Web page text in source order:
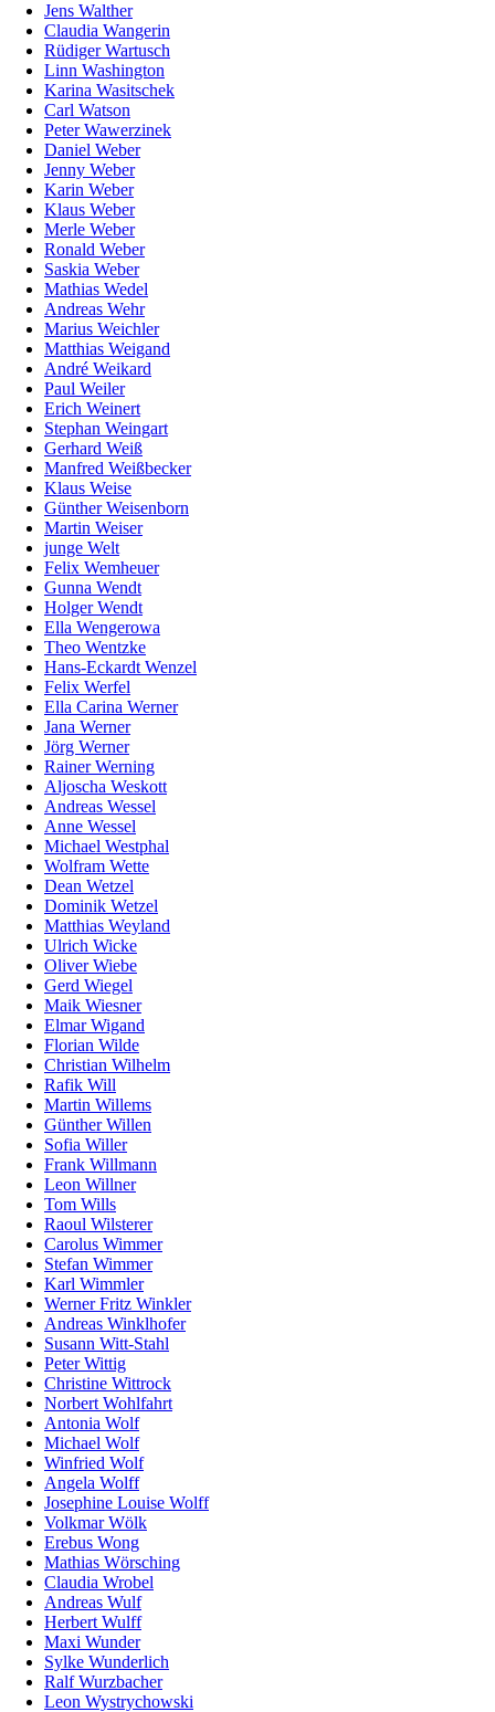
Jens Walther
Claudia Wangerin
Rüdiger Wartusch
Linn Washington
Karina Wasitschek
Carl Watson
Peter Wawerzinek
Daniel Weber
Jenny Weber
Karin Weber
Klaus Weber
Merle Weber
Ronald Weber
Saskia Weber
Mathias Wedel
Andreas Wehr
Marius Weichler
Matthias Weigand
André Weikard
Paul Weiler
Erich Weinert
Stephan Weingart
Gerhard Weiß
Manfred Weißbecker
Klaus Weise
Günther Weisenborn
Martin Weiser
junge Welt
Felix Wemheuer
Gunna Wendt
Holger Wendt
Ella Wengerowa
Theo Wentzke
Hans-Eckardt Wenzel
Felix Werfel
Ella Carina Werner
Jana Werner
Jörg Werner
Rainer Werning
Aljoscha Weskott
Andreas Wessel
Anne Wessel
Michael Westphal
Wolfram Wette
Dean Wetzel
Dominik Wetzel
Matthias Weyland
Ulrich Wicke
Oliver Wiebe
Gerd Wiegel
Maik Wiesner
Elmar Wigand
Florian Wilde
Christian Wilhelm
Rafik Will
Martin Willems
Günther Willen
Sofia Willer
Frank Willmann
Leon Willner
Tom Wills
Raoul Wilsterer
Carolus Wimmer
Stefan Wimmer
Karl Wimmler
Werner Fritz Winkler
Andreas Winklhofer
Susann Witt-Stahl
Peter Wittig
Christine Wittrock
Norbert Wohlfahrt
Antonia Wolf
Michael Wolf
Winfried Wolf
Angela Wolff
Josephine Louise Wolff
Volkmar Wölk
Erebus Wong
Mathias Wörsching
Claudia Wrobel
Andreas Wulf
Herbert Wulff
Maxi Wunder
Sylke Wunderlich
Ralf Wurzbacher
Leon Wystrychowski